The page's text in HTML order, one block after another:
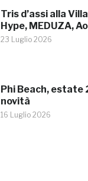
Tris d’assi alla
Hype, MEDUZA,
23 Luglio 2026
Phi Beach,
novità
16 Luglio 2026